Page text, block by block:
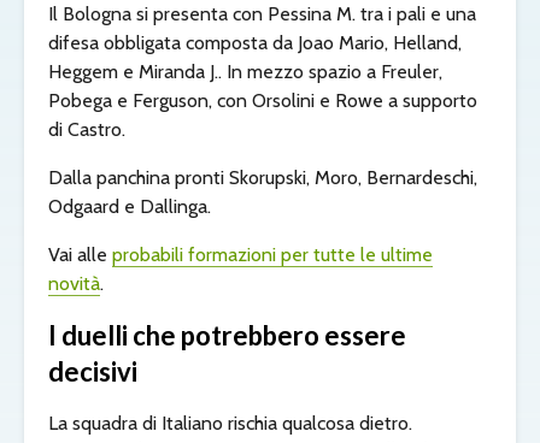
Il Bologna si presenta con Pessina M. tra i pali e una
difesa obbligata composta da Joao Mario, Helland,
Heggem e Miranda J.. In mezzo spazio a Freuler,
Pobega e Ferguson, con Orsolini e Rowe a supporto
di Castro.
Dalla panchina pronti Skorupski, Moro, Bernardeschi,
Odgaard e Dallinga.
Vai alle probabili formazioni per tutte le ultime
novità.
I duelli che potrebbero essere
decisivi
La squadra di Italiano rischia qualcosa dietro.